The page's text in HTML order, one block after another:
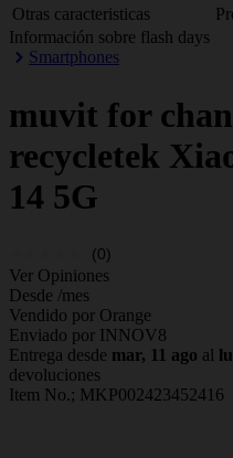
Otras caracteristicas
Información sobre flash days
Smartphones
muvit for
recycletek
14 5G
(0)
Ver Opiniones
Desde /mes
Vendido por Orange
Enviado por INNOV8
Entrega desde mar, 11 ago al
devoluciones
Item No.; MKP002423452416